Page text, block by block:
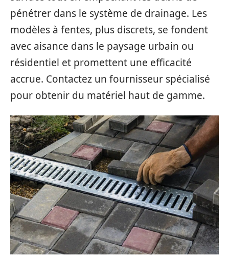
pénétrer dans le système de drainage. Les
modèles à fentes, plus discrets, se fondent
avec aisance dans le paysage urbain ou
résidentiel et promettent une efficacité
accrue. Contactez un fournisseur spécialisé
pour obtenir du matériel haut de gamme.